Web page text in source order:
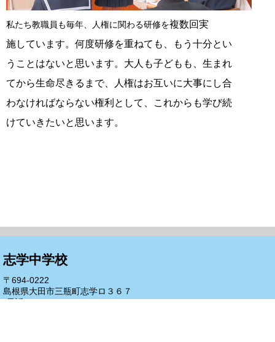
私たち教職員も毎年、人権に関わる研修を複数回実
施しています。何度研修を重ねても、もう十分とい
うことはないと思います。大人も子どもも、生まれ
てから生命尽きるまで、人権はお互いに大事にし合
わなければならない権利として、これからも学び続
けていきたいと思います。
志学中学校
〒694-0222
島根県大田市三瓶町志学ロ３６７
(電話)0854-83-2208